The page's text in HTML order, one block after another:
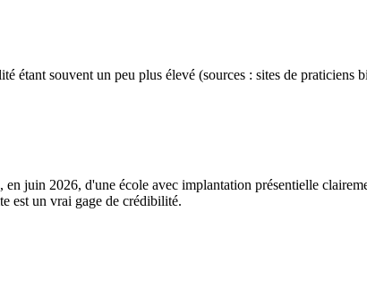
souvent un peu plus élevé (sources : sites de praticiens
juin 2026, d'une école avec implantation présentielle
est un vrai gage de crédibilité.